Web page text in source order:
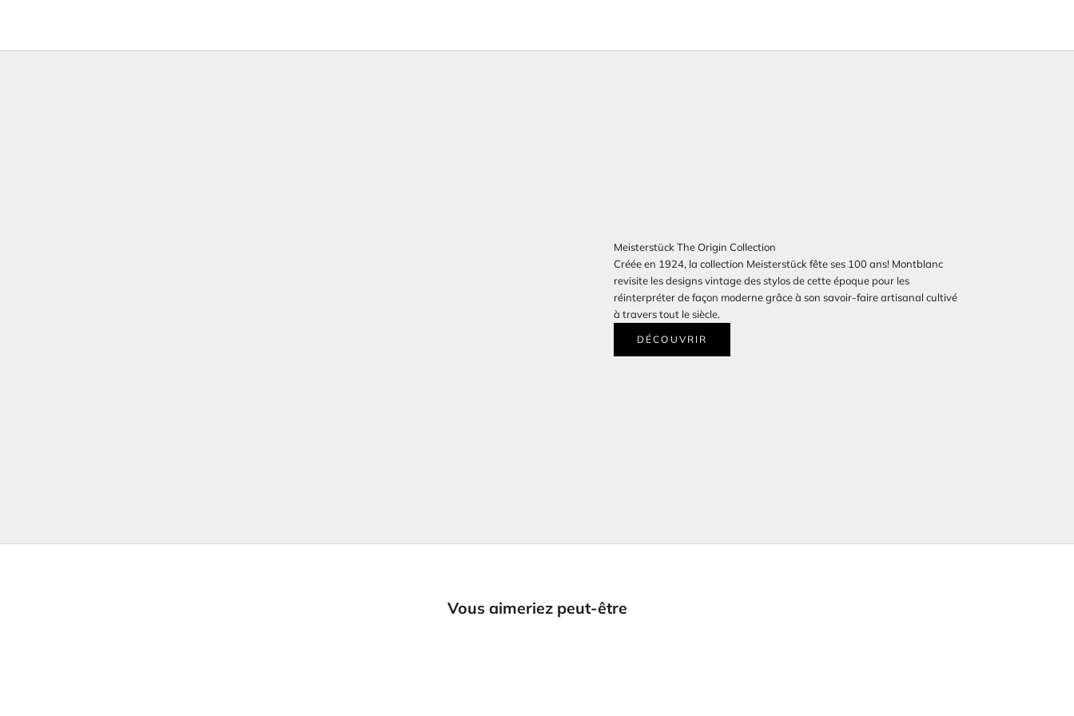
Meisterstück The Origin Collection
Créée en 1924, la collection Meisterstück fête ses 100 ans! Montblanc
revisite les designs vintage des stylos de cette époque pour les
réinterpréter de façon moderne grâce à son savoir-faire artisanal cultivé
à travers tout le siècle.
DÉCOUVRIR
Vous aimeriez peut-être